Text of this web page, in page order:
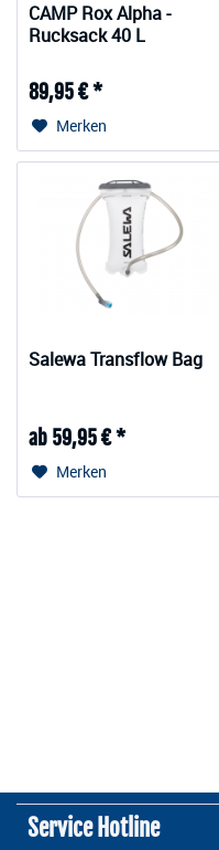
CAMP Rox Alpha -
Rucksack 40 L
89,95 € *
Merken
Salewa Transflow Bag
ab 59,95 € *
Merken
Service Hotline